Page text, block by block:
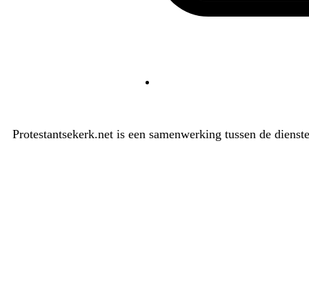
Protestantsekerk.net is een samenwerking tussen de